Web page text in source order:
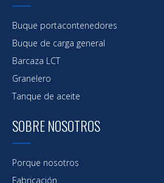
Buque portacontenedores
Buque de carga general
Barcaza LCT
Granelero
Tanque de aceite
SOBRE NOSOTROS
Porque nosotros
Fabricación